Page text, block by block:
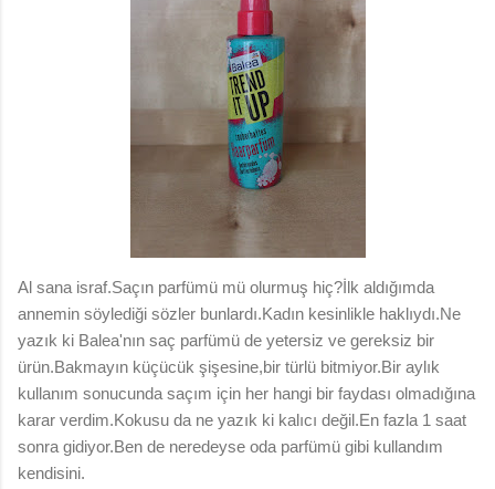
Al sana israf.Saçın parfümü mü olurmuş hiç?İlk aldığımda
annemin söylediği sözler bunlardı.Kadın kesinlikle haklıydı.Ne
yazık ki Balea'nın saç parfümü de yetersiz ve gereksiz bir
ürün.Bakmayın küçücük şişesine,bir türlü bitmiyor.Bir aylık
kullanım sonucunda saçım için her hangi bir faydası olmadığına
karar verdim.Kokusu da ne yazık ki kalıcı değil.En fazla 1 saat
sonra gidiyor.Ben de neredeyse oda parfümü gibi kullandım
kendisini.